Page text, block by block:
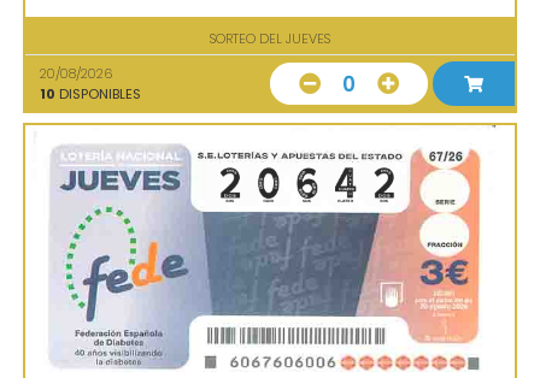
SORTEO DEL JUEVES
20/08/2026
10 DISPONIBLES 0